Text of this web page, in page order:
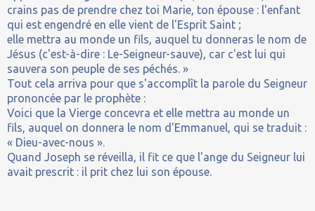
crains pas de prendre chez toi Marie, ton épouse : l'enfant
qui est engendré en elle vient de l'Esprit Saint ;
elle mettra au monde un fils, auquel tu donneras le nom de
Jésus (c'est-à-dire : Le-Seigneur-sauve), car c'est lui qui
sauvera son peuple de ses péchés. »
Tout cela arriva pour que s'accomplît la parole du Seigneur
prononcée par le prophète :
Voici que la Vierge concevra et elle mettra au monde un
fils, auquel on donnera le nom d'Emmanuel, qui se traduit :
« Dieu-avec-nous ».
Quand Joseph se réveilla, il fit ce que l'ange du Seigneur lui
avait prescrit : il prit chez lui son épouse.